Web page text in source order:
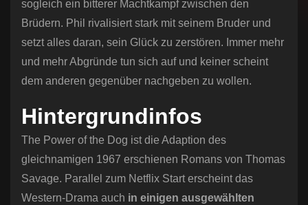
sogleich ein bitterer Machtkampf zwischen den
Brüdern. Phil rivalisiert stark mit seinem Bruder und
setzt alles daran, sein Glück zu zerstören. Immer mehr
und mehr Abgründe tun sich auf und keiner scheint
dem anderen gegenüber nachgeben zu wollen.
Hintergrundinfos
The Power of the Dog ist die Adaption des
gleichnamigen 1967 erschienen Romans von Thomas
Savage. Parallel zum Netflix Start erscheint das
Western-Drama auch in einigen ausgewählten